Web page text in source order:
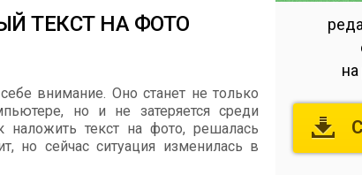
ТЕКСТ НА ФОТО
внимание. Оно станет не только
но и не затеряется среди
наложить текст на фото, решалась
но сейчас ситуация изменилась в